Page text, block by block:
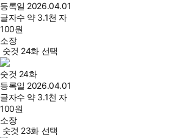
등록일 2026.04.01
글자수 약 3.1천 자
100원
소장
숫것 24화 선택
숫것 24화
등록일 2026.04.01
글자수 약 3.1천 자
100원
소장
숫것 23화 선택